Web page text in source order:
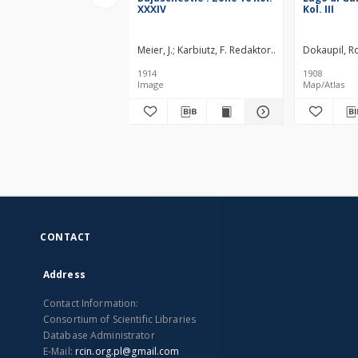
XXXIV
Meier, J. Karbiutz, F. Redaktor Kaiserlich-
1914
Image
Kol. III
Dokaupil,
1908
Map/Atlas
CONTACT
Address
Contact Information:
Consortium of Scientific Libraries
Database Administrator
E-Mail: rcin.org.pl@gmail.com